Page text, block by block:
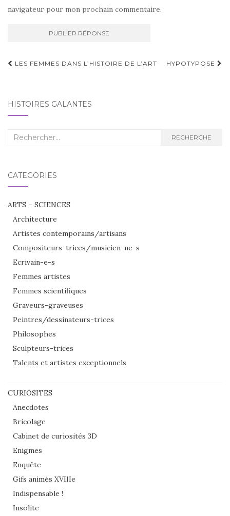
navigateur pour mon prochain commentaire.
Navigation
LES FEMMES DANS L’HISTOIRE DE L’ART HYPOTYPOSE
HISTOIRES GALANTES
Recherche
RECHERCHE
CATÉGORIES
ARTS – SCIENCES
Architecture
Artistes contemporains/artisans
Compositeurs-trices/musicien-ne-s
Ecrivain-e-s
Femmes artistes
Femmes scientifiques
Graveurs-graveuses
Peintres/dessinateurs-trices
Philosophes
Sculpteurs-trices
Talents et artistes exceptionnels
CURIOSITES
Anecdotes
Bricolage
Cabinet de curiosités 3D
Enigmes
Enquête
Gifs animés XVIIIe
Indispensable !
Insolite